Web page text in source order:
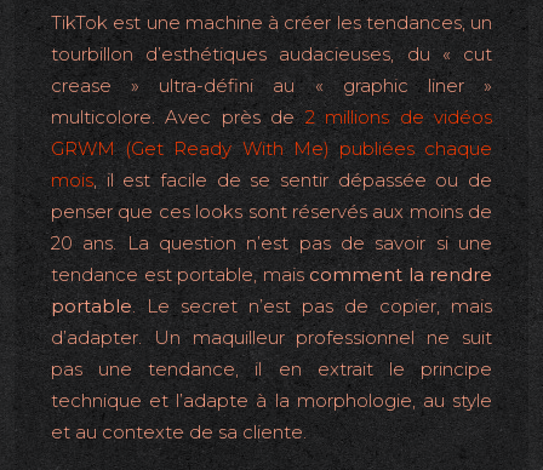
TikTok est une machine à créer les tendances, un
tourbillon d’esthétiques audacieuses, du « cut
crease » ultra-défini au « graphic liner »
multicolore. Avec près de2 millions de vidéos
GRWM (Get Ready With Me) publiées chaque
mois, il est facile de se sentir dépassée ou de
penser que ces looks sont réservés aux moins de
20 ans. La question n’est pas de savoir si une
tendance est portable, maiscomment la rendre
portable. Le secret n’est pas de copier, mais
d’adapter. Un maquilleur professionnel ne suit
pas une tendance, il en extrait le principe
technique et l’adapte à la morphologie, au style
et au contexte de sa cliente.